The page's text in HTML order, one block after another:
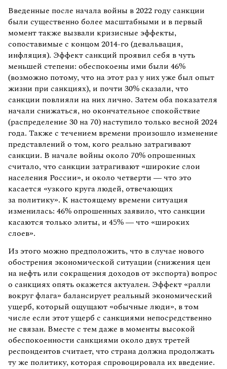
Введенные после начала войны в 2022 году санкции
были существенно более масштабными и в первый
момент также вызвали кризисные эффекты,
сопоставимые с концом 2014-го (девальвация,
инфляция). Эффект санкций проявил себя в чуть
меньшей степени: обеспокоены ими были 46%
(возможно потому, что на этот раз у них уже был опыт
жизни при санкциях), и почти 30% сказали, что
санкции повлияли на них лично. Затем оба показателя
начали снижаться, но окончательное спокойствие
(распределение 30 на 70) наступило только весной 2024
года. Также с течением времени произошло изменение
представлений о том, кого реально затрагивают
санкции. В начале войны около 70% опрошенных
считало, что санкции затрагивают «широкие слои
населения России», и около четверти — что это
касается «узкого круга людей, отвечающих
за политику». К настоящему времени ситуация
изменилась: 46% опрошенных заявило, что санкции
касаются только элиты, и 45% — что «широких
слоев».
Из этого можно предположить, что в случае нового
обострения экономической ситуации (снижения цен
на нефть или сокращения доходов от экспорта) вопрос
о санкциях опять окажется актуален. Эффект «ралли
вокруг флага» балансирует реальный экономический
ущерб, который ощущают «обычные люди», в том
числе если этот ущерб с санкциями непосредственно
не связан. Вместе с тем даже в моменты высокой
обеспокоенности санкциями около двух третей
респондентов считает, что страна должна продолжать
ту же политику, которая спровоцировала их введение.